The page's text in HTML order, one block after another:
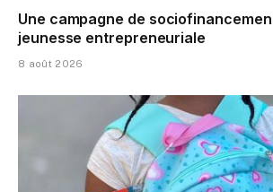
Une campagne de
jeunesse entrepreneuriale
8 août 2026